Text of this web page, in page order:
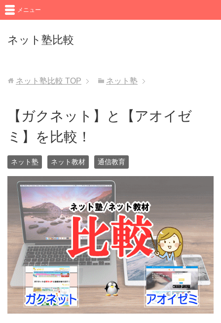
ネット塾比較
メニュー
ネット塾比較 TOP ネット塾
【ガクネット】と【アオイゼ
ミ】を比較！
ネット塾 ネット教材 通信教育